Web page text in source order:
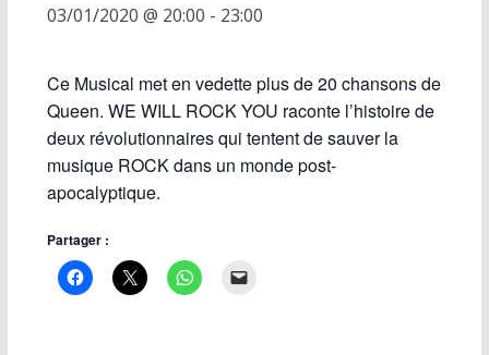
03/01/2020 @ 20:00 - 23:00
Ce Musical met en vedette plus de 20 chansons de
Queen. WE WILL ROCK YOU raconte l’histoire de
deux révolutionnaires qui tentent de sauver la
musique ROCK dans un monde post-
apocalyptique.
Partager :